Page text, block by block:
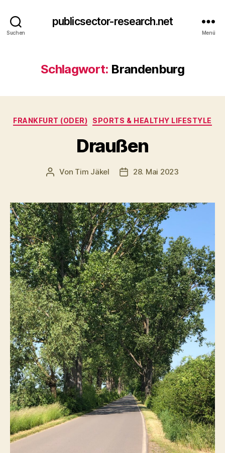
Suchen
publicsector-research.net
Menü
Schlagwort: Brandenburg
Kategorien
FRANKFURT (ODER) SPORTS & HEALTHY LIFESTYLE
Draußen
Beitragsautor
Von Tim Jäkel Veröffentlichungsdatum
28. Mai 2023